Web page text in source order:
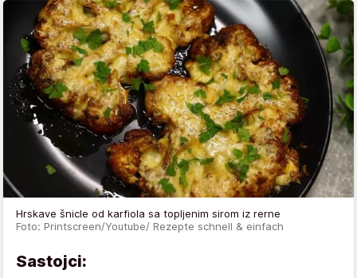
Hrskave šnicle od karfiola sa topljenim sirom iz rerne
Foto: Printscreen/Youtube/ Rezepte schnell & einfach
Sastojci: